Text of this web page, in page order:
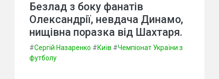
Безлад з боку фанатів
Олександрії, невдача Динамо,
нищівна поразка від Шахтаря.
#Сергій Назаренко #Київ #Чемпіонат України з
футболу